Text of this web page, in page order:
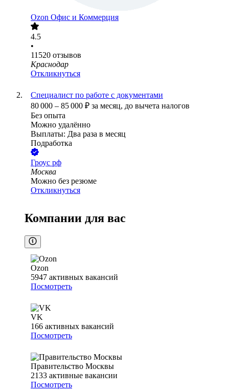
Ozon Офис и Коммерция
4.5
•
11520 отзывов
Краснодар
Откликнуться
Специалист по работе с документами
80 000 – 85 000 ₽ за месяц, до вычета налогов
Без опыта
Можно удалённо
Выплаты: Два раза в месяц
Подработка
Гроус рф
Москва
Можно без резюме
Откликнуться
Компании для вас
Ozon
5947 активных вакансий
Посмотреть
VK
166 активных вакансий
Посмотреть
Правительство Москвы
2133 активные вакансии
Посмотреть